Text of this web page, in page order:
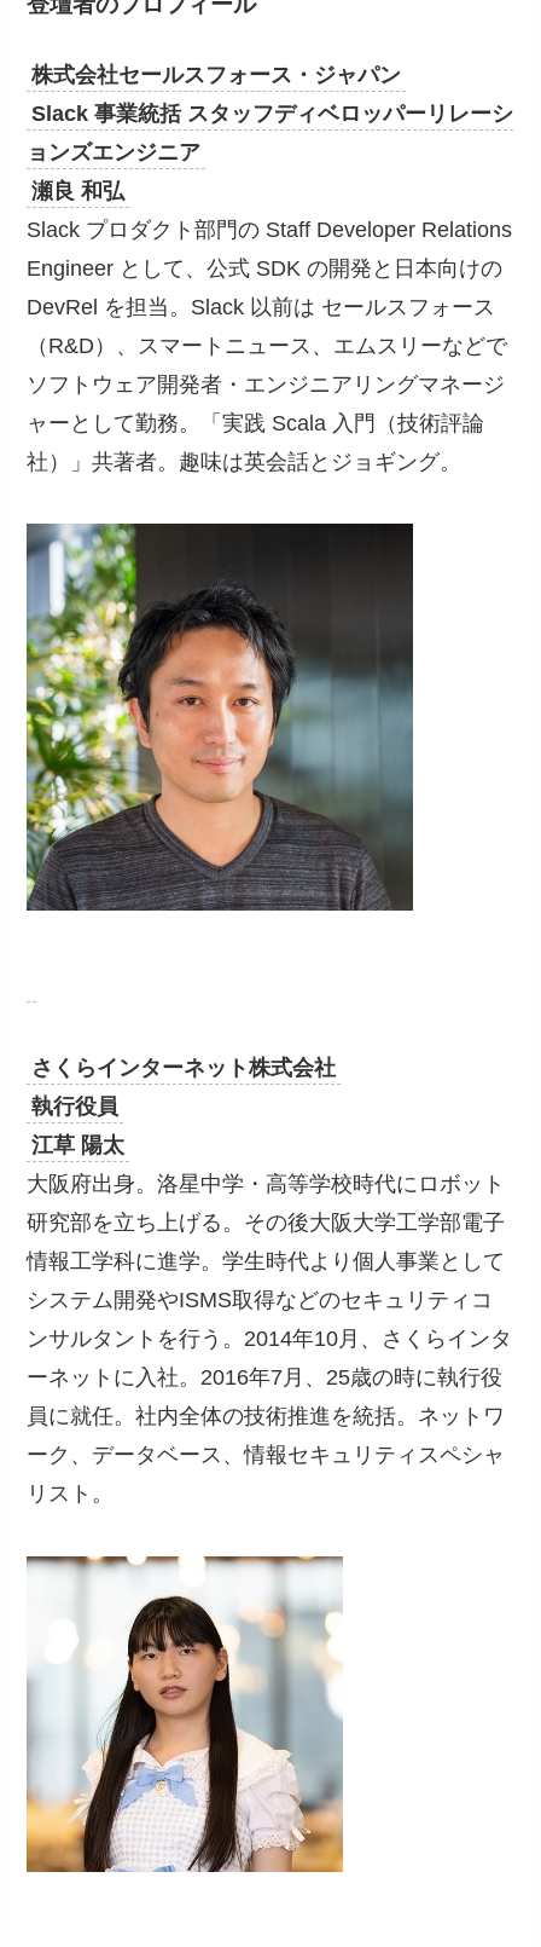
株式会社セールスフォース・ジャパン
Slack 事業統括 スタッフディベロッパーリレーシ
ョンズエンジニア
瀬良 和弘
Slack プロダクト部門の Staff Developer Relations
Engineer として、公式 SDK の開発と日本向けの
DevRel を担当。Slack 以前は セールスフォース
（R&D）、スマートニュース、エムスリーなどで
ソフトウェア開発者・エンジニアリングマネージ
ャーとして勤務。「実践 Scala 入門（技術評論
社）」共著者。趣味は英会話とジョギング。
さくらインターネット株式会社
執行役員
江草 陽太
大阪府出身。洛星中学・高等学校時代にロボット
研究部を立ち上げる。その後大阪大学工学部電子
情報工学科に進学。学生時代より個人事業として
システム開発やISMS取得などのセキュリティコ
ンサルタントを行う。2014年10月、さくらインタ
ーネットに入社。2016年7月、25歳の時に執行役
員に就任。社内全体の技術推進を統括。ネットワ
ーク、データベース、情報セキュリティスペシャ
リスト。